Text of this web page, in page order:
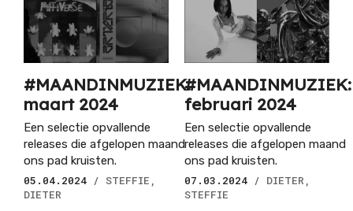
#MAANDINMUZIEK:
maart 2024
Een selectie opvallende
releases die afgelopen maand
ons pad kruisten.
05.04.2024 / STEFFIE,
DIETER
#MAANDINMUZIEK:
februari 2024
Een selectie opvallende
releases die afgelopen maand
ons pad kruisten.
07.03.2024 / DIETER,
STEFFIE